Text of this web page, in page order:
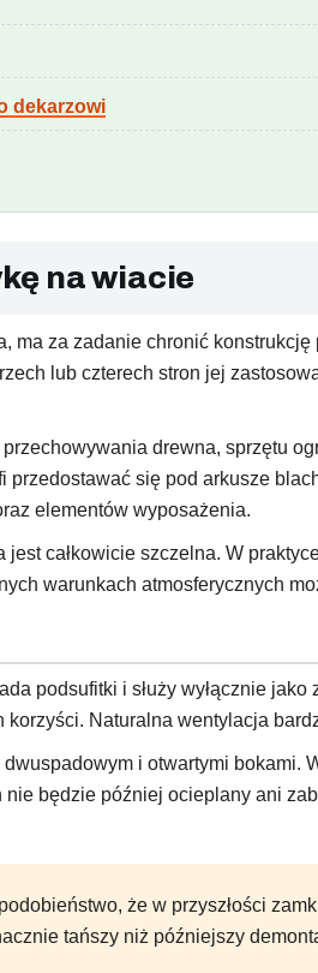
dekarzowi
na wiacie
ma za zadanie chronić
lub czterech stron jej
drewna, sprzętu
się pod arkusze
elementów wyposażenia.
całkowicie szczelna. W
warunkach atmosferycznych
podsufitki i służy wyłącznie
Naturalna wentylacja
i otwartymi
będzie później ocieplany ani
że w przyszłości
tańszy niż późniejszy